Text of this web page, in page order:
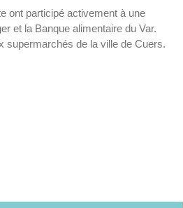
ont participé activement à une
et la Banque alimentaire du Var.
supermarchés de la ville de Cuers.